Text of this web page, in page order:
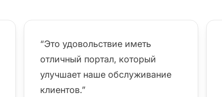
“Это удовольствие иметь
отличный портал, который
улучшает наше обслуживание
клиентов.”